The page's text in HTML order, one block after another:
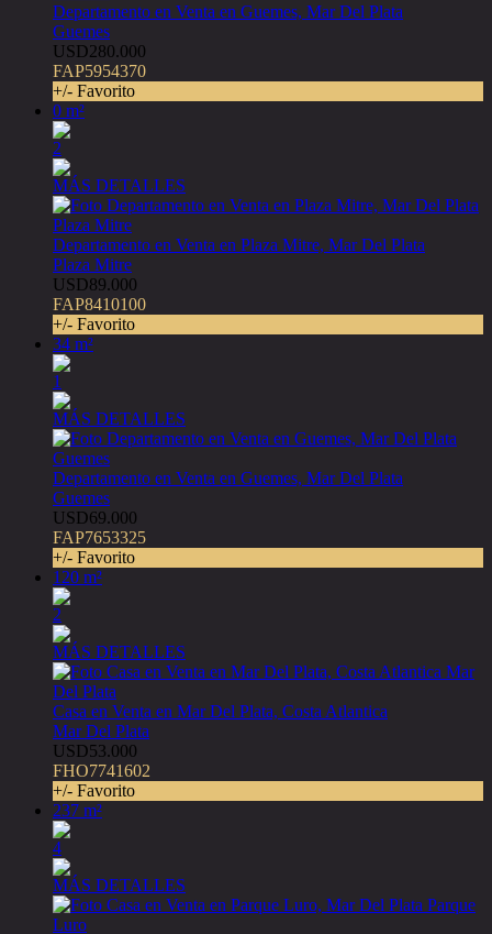
Departamento en Venta en Guemes, Mar Del Plata
Guemes
USD280.000
FAP5954370
+/- Favorito
0 m²
2
MÁS DETALLES
Departamento en Venta en Plaza Mitre, Mar Del Plata
Plaza Mitre
USD89.000
FAP8410100
+/- Favorito
34 m²
1
MÁS DETALLES
Departamento en Venta en Guemes, Mar Del Plata
Guemes
USD69.000
FAP7653325
+/- Favorito
120 m²
2
MÁS DETALLES
Casa en Venta en Mar Del Plata, Costa Atlantica
Mar Del Plata
USD53.000
FHO7741602
+/- Favorito
237 m²
4
MÁS DETALLES